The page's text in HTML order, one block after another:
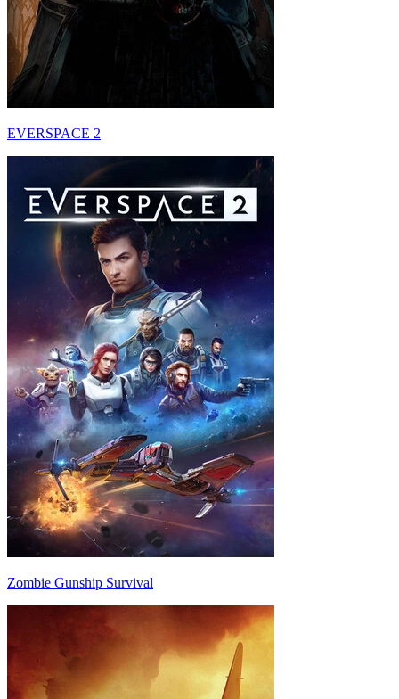
EVERSPACE 2
Zombie Gunship Survival